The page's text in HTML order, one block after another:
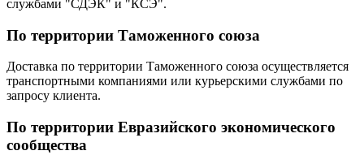
службами "СДЭК" и "КСЭ".
По территории Таможенного союза
Доставка по территории Таможенного союза осуществляется
транспортными компаниями или курьерскими службами по
запросу клиента.
По территории Евразийского экономического
сообщества